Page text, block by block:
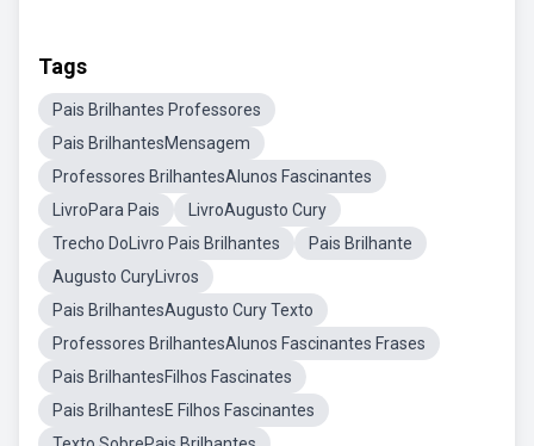
Tags
Pais Brilhantes Professores
Pais BrilhantesMensagem
Professores BrilhantesAlunos Fascinantes
LivroPara Pais
LivroAugusto Cury
Trecho DoLivro Pais Brilhantes
Pais Brilhante
Augusto CuryLivros
Pais BrilhantesAugusto Cury Texto
Professores BrilhantesAlunos Fascinantes Frases
Pais BrilhantesFilhos Fascinates
Pais BrilhantesE Filhos Fascinantes